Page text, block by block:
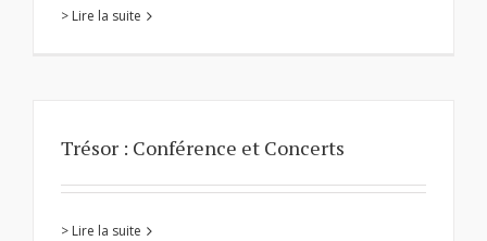
> Lire la suite
Trésor : Conférence et Concerts
> Lire la suite